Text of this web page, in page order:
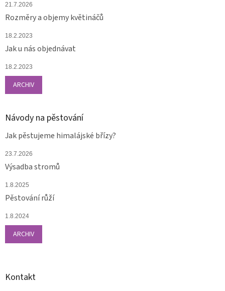
21.7.2026
Rozměry a objemy květináčů
18.2.2023
Jak u nás objednávat
18.2.2023
ARCHIV
Návody na pěstování
Jak pěstujeme himalájské břízy?
23.7.2026
Výsadba stromů
1.8.2025
Pěstování růží
1.8.2024
ARCHIV
Kontakt